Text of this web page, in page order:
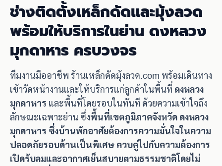
ช่างติดตั้งเหล็กดัดและมุ้งลวด
พร้อมให้บริการในย่าน ดงหลวง
มุกดาหาร ครบวงจร
ทีมงานมืออาชีพ ร้านเหล็กดัดมุ้งลวด.com พร้อมเดินทาง
เข้าวัดหน้างานและให้บริการแก่ลูกค้าในพื้นที่ ดงหลวง
มุกดาหาร และพื้นที่โดยรอบในทันที ด้วยความเข้าใจถึง
ลักษณะเฉพาะย่าน ซึ่งพื้นที่เขตภูมิภาคจังหวัด ดงหลวง
มุกดาหาร ซึ่งบ้านพักอาศัยต้องการความมั่นใจในความ
ปลอดภัยรอบด้านเป็นพิเศษ ควบคู่ไปกับความต้องการ
เปิดรับลมและอากาศเย็นสบายตามธรรมชาติโดยไม่